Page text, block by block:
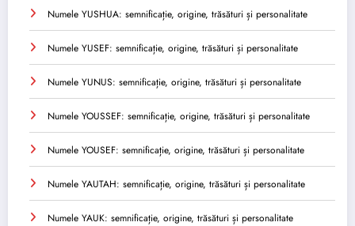
Numele YUSHUA: semnificație, origine, trăsături și personalitate
Numele YUSEF: semnificație, origine, trăsături și personalitate
Numele YUNUS: semnificație, origine, trăsături și personalitate
Numele YOUSSEF: semnificație, origine, trăsături și personalitate
Numele YOUSEF: semnificație, origine, trăsături și personalitate
Numele YAUTAH: semnificație, origine, trăsături și personalitate
Numele YAUK: semnificație, origine, trăsături și personalitate